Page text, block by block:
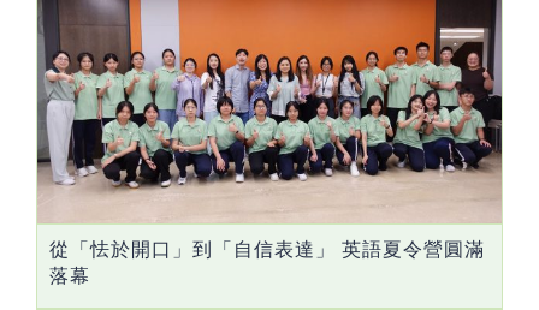
從「怯於開口」到「自信表達」 英語夏令營圓滿
落幕